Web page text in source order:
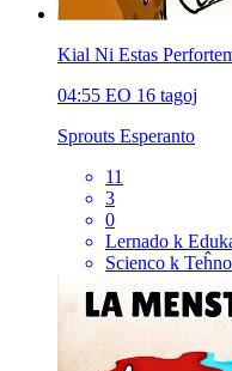
Kial Ni Estas
04:55 EO 16 tagoj
Sprouts Esperanto
11
3
0
Lernado k
Scienco k